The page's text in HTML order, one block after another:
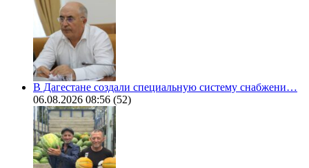
В Дагестане создали специальную систему снабжени…
06.08.2026 08:56 (52)